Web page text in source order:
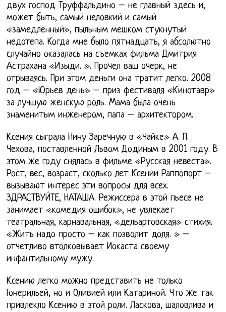
двух господ Труффальдино – не главный здесь и,
может быть, самый неловкий и самый
«замедленный», пыльным мешком стукнутый
недотепа. Когда мне было пятнадцать, я абсолютно
случайно оказалась на съемках фильма Дмитрия
Астрахана «Изыди. ». Прочел ваш очерк, не
отрываясь. При этом деньги она тратит легко. 2008
год – «Юрьев день» – приз фестиваля «Кинотавр»
за лучшую женскую роль. Мама была очень
знаменитым инженером, папа – архитектором.
Ксения сыграла Нину Заречную в «Чайке» А. П.
Чехова, поставленной Львом Додиным в 2001 году. В
этом же году снялась в фильме «Русская невеста».
Рост, вес, возраст, сколько лет Ксении Раппопорт –
вызывают интерес эти вопросы для всех.
ЗДРАСТВУЙТЕ, НАТАША. Режиссера в этой пьесе не
занимает «комедия ошибок», не увлекает
театральная, карнавальная, «дельартовская» стихия.
«Жить надо просто – как позволит доля. » –
отчетливо втолковывает Иокаста своему
инфантильному мужу.
Ксению легко можно представить не только
Гонерильей, но и Оливией или Катариной. Что же так
привлекло Ксению в этой роли. Ласкова, шаловлива и